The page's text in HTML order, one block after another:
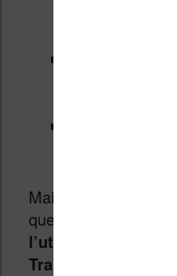
Maintenant que
que
l’utilisation de ce
Translator.